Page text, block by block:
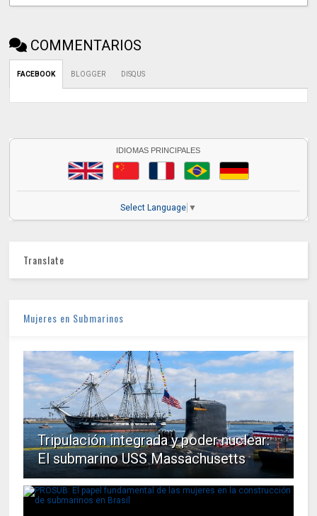
COMMENTARIOS
FACEBOOK BLOGGER DISQUS
IDIOMAS PRINCIPALES
Select Language ▼
Translate
Mujeres en Submarinos
Tripulación integrada y poder nuclear:
El submarino USS Massachusetts